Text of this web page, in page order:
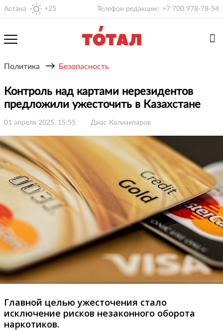
Астана +25 Телефон редакции: +7 700 978-78-54
Политика → Безопасность
Контроль над картами нерезидентов
предложили ужесточить в Казахстане
01 апреля 2025, 15:55 Диас Калиакпаров
Главной целью ужесточения стало
исключение рисков незаконного оборота
наркотиков.